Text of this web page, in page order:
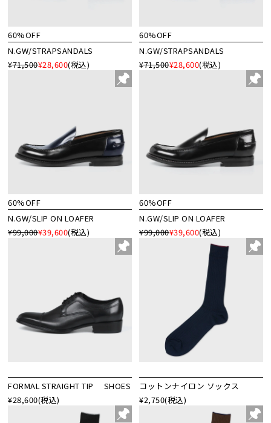
60%OFF
N.GW/STRAPSANDALS
¥71,500¥28,600(税込)
60%OFF
N.GW/STRAPSANDALS
¥71,500¥28,600(税込)
60%OFF
N.GW/SLIP ON LOAFER
¥99,000¥39,600(税込)
60%OFF
N.GW/SLIP ON LOAFER
¥99,000¥39,600(税込)
FORMAL STRAIGHT TIP SHOES
¥28,600(税込)
コットンナイロン ソックス
¥2,750(税込)